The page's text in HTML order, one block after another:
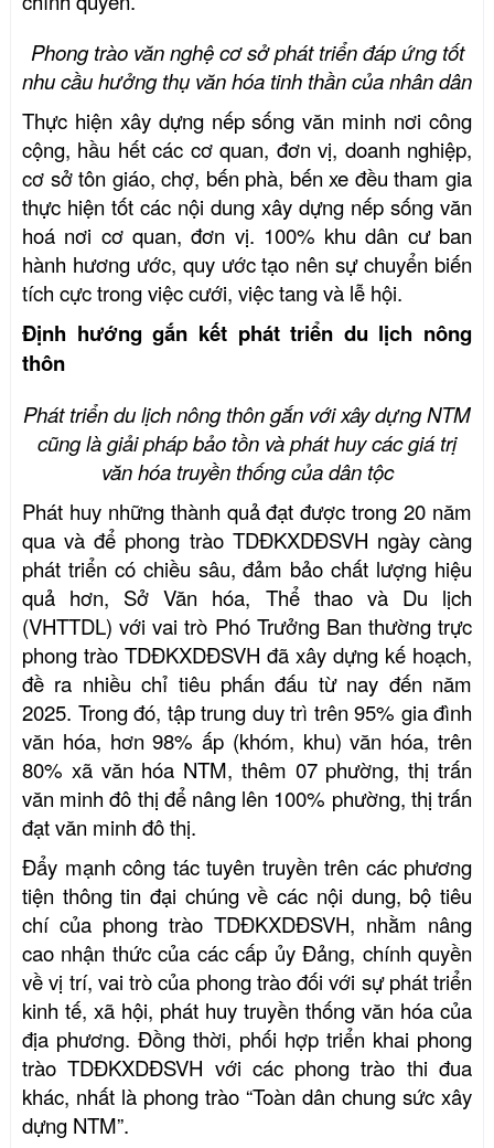
Phong trào văn nghệ cơ sở phát triển đáp ứng tốt
nhu cầu hưởng thụ văn hóa tinh thần của nhân dân
Thực hiện xây dựng nếp sống văn minh nơi công
cộng, hầu hết các cơ quan, đơn vị, doanh nghiệp,
cơ sở tôn giáo, chợ, bến phà, bến xe đều tham gia
thực hiện tốt các nội dung xây dựng nếp sống văn
hoá nơi cơ quan, đơn vị. 100% khu dân cư ban
hành hương ước, quy ước tạo nên sự chuyển biến
tích cực trong việc cưới, việc tang và lễ hội.
Định hướng gắn kết phát triển du lịch nông
thôn
Phát triển du lịch nông thôn gắn với xây dựng NTM
cũng là giải pháp bảo tồn và phát huy các giá trị
văn hóa truyền thống của dân tộc
Phát huy những thành quả đạt được trong 20 năm
qua và để phong trào TDĐKXDĐSVH ngày càng
phát triển có chiều sâu, đảm bảo chất lượng hiệu
quả hơn, Sở Văn hóa, Thể thao và Du lịch
(VHTTDL) với vai trò Phó Trưởng Ban thường trực
phong trào TDĐKXDĐSVH đã xây dựng kế hoạch,
đề ra nhiều chỉ tiêu phấn đấu từ nay đến năm
2025. Trong đó, tập trung duy trì trên 95% gia đình
văn hóa, hơn98% ấp (khóm, khu) văn hóa,trên
80% xã văn hóa NTM, thêm 07 phường, thị trấn
văn minh đô thị để nâng lên 100% phường, thị trấn
đạt văn minh đô thị.
Đẩy mạnh công tác tuyên truyền trên các phương
tiện thông tin đại chúng về các nội dung, bộ tiêu
chí của phong trào TDĐKXDĐSVH, nhằm nâng
cao nhận thức của các cấp ủy Đảng, chính quyền
về vị trí, vai trò của phong trào đối với sự phát triển
kinh tế, xã hội, phát huy truyền thống văn hóa của
địa phương. Đồng thời, phối hợp triển khai phong
tràoTDĐKXDĐSVH với các phong trào thi đua
khác, nhất là phong trào “Toàn dân chung sức xây
dựng NTM”.